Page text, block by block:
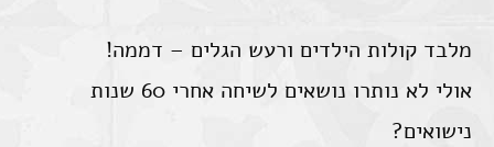
מלבד קולות הילדים ורעש הגלים – דממה!
אולי לא נותרו נושאים לשיחה אחרי 60 שנות
נישואים?